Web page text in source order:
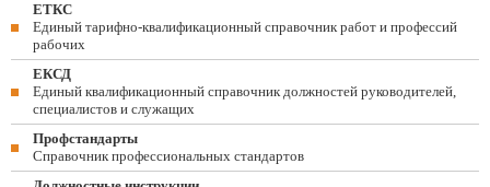
ЕТКС
Единый тарифно-квалификационный справочник работ и профессий
рабочих
ЕКСД
Единый квалификационный справочник должностей руководителей,
специалистов и служащих
Профстандарты
Справочник профессиональных стандартов